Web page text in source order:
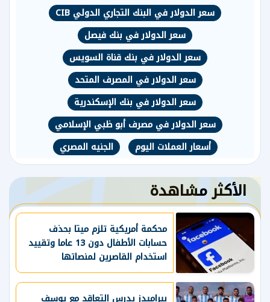
سعر الدولار في البنك التجاري الدولي CIB
سعر الدولار في بنك فيصل
سعر الدولار في بنك قناة السويس
سعر الدولار في المصرف المتحد
سعر الدولار في بنك الإسكندرية
سعر الدولار في مصرف أبو ظبي الإسلامي
أسعار العملات اليوم
الجنيه المصري
الأكثر مشاهدة
محكمة أمريكية تلزم ميتا بحذف
حسابات الأطفال دون 13 عاما وتقييد
استخدام القاصرين لمنصاتها
بيراميدز يدرس التعاقد مع يوسف